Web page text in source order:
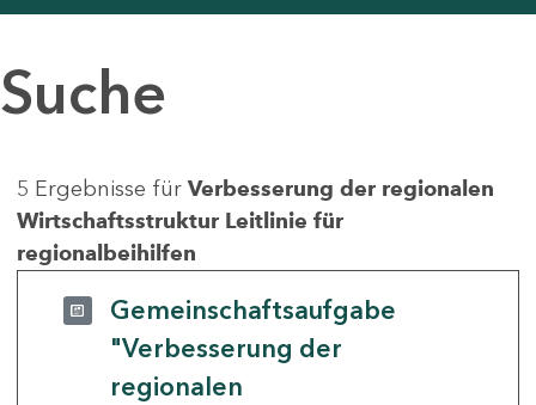
Suche
5 Ergebnisse für Verbesserung der regionalen
Wirtschaftsstruktur Leitlinie für
regionalbeihilfen
Gemeinschaftsaufgabe
"Verbesserung der
regionalen